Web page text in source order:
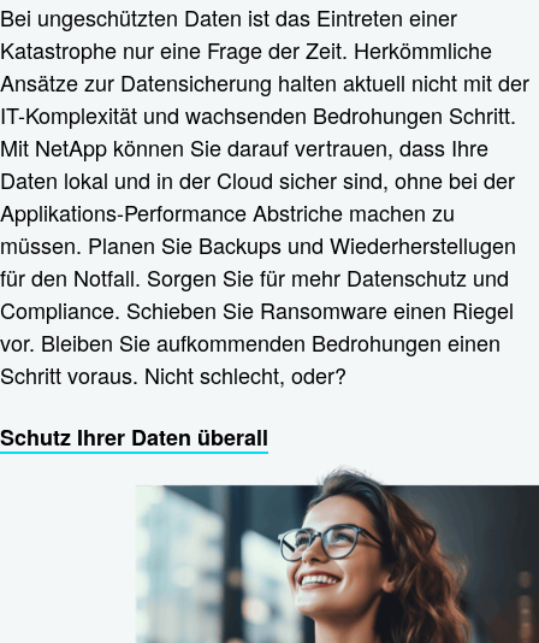
Bei ungeschützten Daten ist das Eintreten einer
Katastrophe nur eine Frage der Zeit. Herkömmliche
Ansätze zur Datensicherung halten aktuell nicht mit der
IT-Komplexität und wachsenden Bedrohungen Schritt.
Mit NetApp können Sie darauf vertrauen, dass Ihre
Daten lokal und in der Cloud sicher sind, ohne bei der
Applikations-Performance Abstriche machen zu
müssen. Planen Sie Backups und Wiederherstellugen
für den Notfall. Sorgen Sie für mehr Datenschutz und
Compliance. Schieben Sie Ransomware einen Riegel
vor. Bleiben Sie aufkommenden Bedrohungen einen
Schritt voraus. Nicht schlecht, oder?
Schutz Ihrer Daten überall